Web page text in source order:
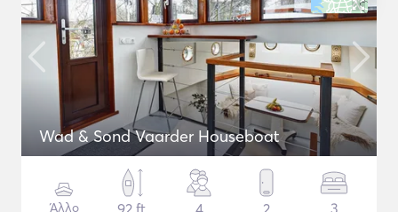
Wad & Sond Vaarder Houseboat
Άλλο
92 ft
4 2 3